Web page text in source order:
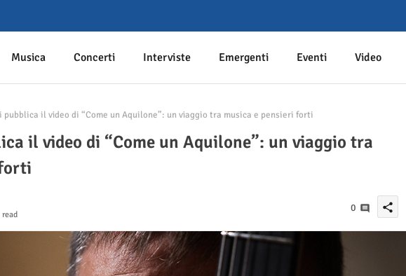
Musica Concerti Interviste Emergenti Eventi Video
pubblica il video di “Come un Aquilone”: un viaggio tra musica e pensieri forti
il video di “Come un Aquilone”: un viaggio tra
0 share